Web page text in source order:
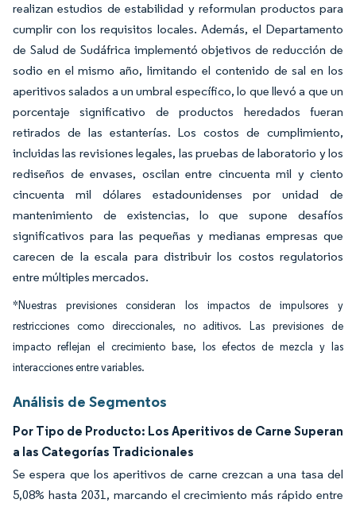
realizan estudios de estabilidad y reformulan productos para
cumplir con los requisitos locales. Además, el Departamento
de Salud de Sudáfrica implementó objetivos de reducción de
sodio en el mismo año, limitando el contenido de sal en los
aperitivos salados a un umbral específico, lo que llevó a que un
porcentaje significativo de productos heredados fueran
retirados de las estanterías. Los costos de cumplimiento,
incluidas las revisiones legales, las pruebas de laboratorio y los
rediseños de envases, oscilan entre cincuenta mil y ciento
cincuenta mil dólares estadounidenses por unidad de
mantenimiento de existencias, lo que supone desafíos
significativos para las pequeñas y medianas empresas que
carecen de la escala para distribuir los costos regulatorios
entre múltiples mercados.
*Nuestras previsiones consideran los impactos de impulsores y
restricciones como direccionales, no aditivos. Las previsiones de
impacto reflejan el crecimiento base, los efectos de mezcla y las
interacciones entre variables.
Análisis de Segmentos
Por Tipo de Producto: Los Aperitivos de Carne Superan
a las Categorías Tradicionales
Se espera que los aperitivos de carne crezcan a una tasa del
5,08% hasta 2031, marcando el crecimiento más rápido entre